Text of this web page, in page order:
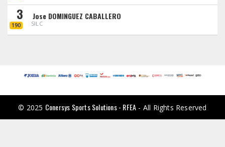
3
190
Jose DOMINGUEZ CABALLERO
SILC
© 2025 Conersys Sports Solutions - RFEA - All Rights Reserved